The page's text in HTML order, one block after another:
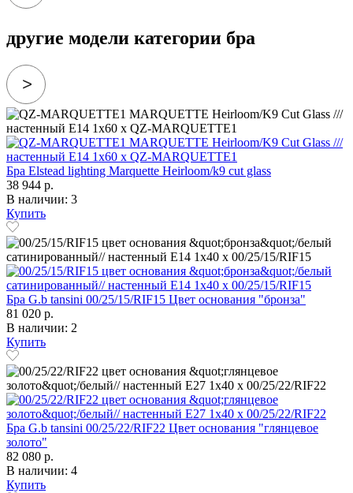
другие модели категории бра
Бра Elstead lighting Marquette Heirloom/k9 cut glass
38 944 р.
В наличии: 3
Купить
Бра G.b tansini 00/25/15/RIF15 Цвет основания "бронза"
81 020 р.
В наличии: 2
Купить
Бра G.b tansini 00/25/22/RIF22 Цвет основания "глянцевое
золото"
82 080 р.
В наличии: 4
Купить